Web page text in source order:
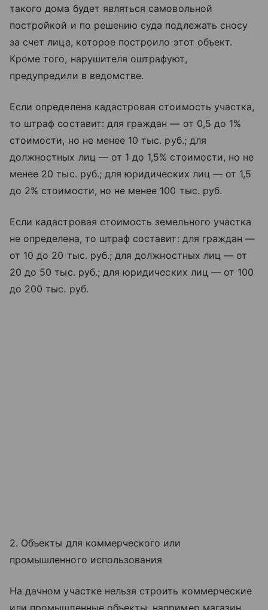
такого дома будет являться самовольной
постройкой и по решению суда подлежать сносу
за счет лица, которое построило этот объект.
Кроме того, нарушителя оштрафуют,
предупредили в ведомстве.
Если определена кадастровая стоимость участка,
то штраф составит: для граждан — от 0,5 до 1%
стоимости, но не менее 10 тыс. руб.; для
должностных лиц — от 1 до 1,5% стоимости, но не
менее 20 тыс. руб.; для юридических лиц — от 1,5
до 2% стоимости, но не менее 100 тыс. руб.
Если кадастровая стоимость земельного участка
не определена, то штраф составит: для граждан —
от 10 до 20 тыс. руб.; для должностных лиц — от
20 до 50 тыс. руб.; для юридических лиц — от 100
до 200 тыс. руб.
2. Объекты для коммерческого или
промышленного использования
На дачном участке нельзя строить коммерческие